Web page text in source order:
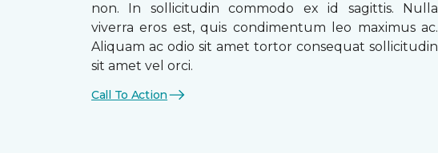
non. In sollicitudin commodo ex id sagittis. Nulla
viverra eros est, quis condimentum leo maximus ac.
Aliquam ac odio sit amet tortor consequat sollicitudin
sit amet vel orci.
Call To Action